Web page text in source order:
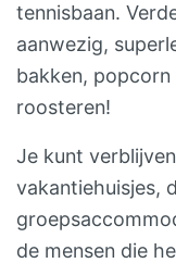
tennisbaan.
aanwezig,
bakken,
roosteren!
Je kunt
vakantiehuisjes,
de mensen die